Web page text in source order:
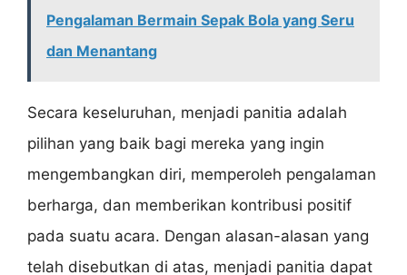
Pengalaman Bermain Sepak Bola yang Seru
dan Menantang
Secara keseluruhan, menjadi panitia adalah
pilihan yang baik bagi mereka yang ingin
mengembangkan diri, memperoleh pengalaman
berharga, dan memberikan kontribusi positif
pada suatu acara. Dengan alasan-alasan yang
telah disebutkan di atas, menjadi panitia dapat